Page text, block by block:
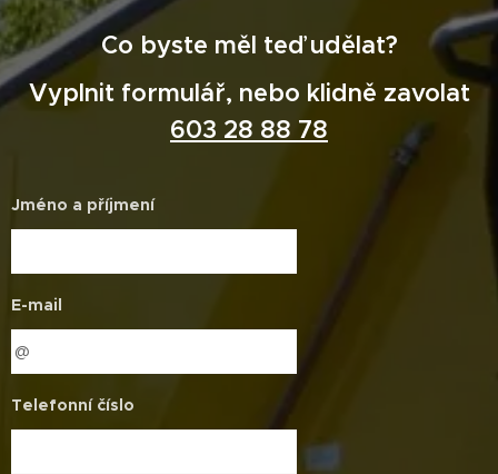
Co byste měl teď udělat?
Vyplnit formulář, nebo klidně zavolat
603 28 88 78
Jméno a příjmení
E-mail
Telefonní číslo